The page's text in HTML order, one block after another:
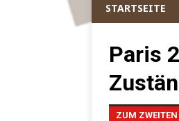
STARTSEITE
Paris
ZUM